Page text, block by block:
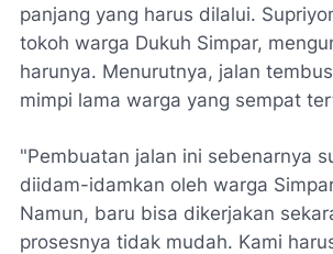
panjang yang harus dilalui.
tokoh warga Dukuh Simpar,
harunya. Menurutnya, jalan
mimpi lama warga yang sempat
"Pembuatan jalan ini sebenarnya
diidam-idamkan oleh warga
Namun, baru bisa dikerjakan
prosesnya tidak mudah. Kami